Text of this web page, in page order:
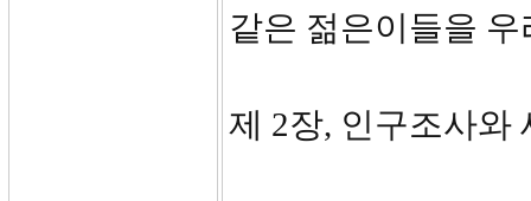
같은 젊은이들을
제 2장, 인구조사와